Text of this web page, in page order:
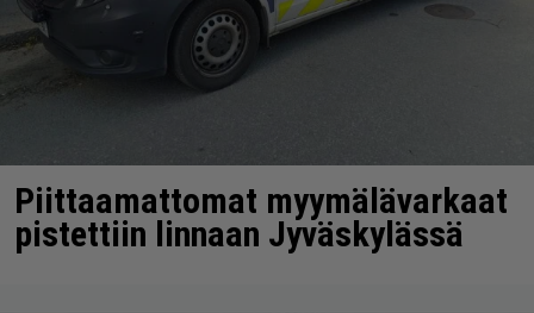
Piittaamattomat myymälävarkaat
pistettiin linnaan Jyväskylässä